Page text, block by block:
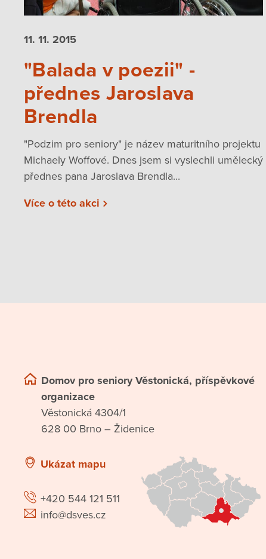
11. 11. 2015
"Balada v poezii" -
přednes Jaroslava
Brendla
"Podzim pro seniory" je název maturitního projektu
Michaely Woffové. Dnes jsem si vyslechli umělecký
přednes pana Jaroslava Brendla...
Více o této akci
Domov pro seniory Věstonická, příspěvkové
organizace
Věstonická 4304/1
628 00 Brno – Židenice
Ukázat mapu
+420 544 121 511
info@dsves.cz